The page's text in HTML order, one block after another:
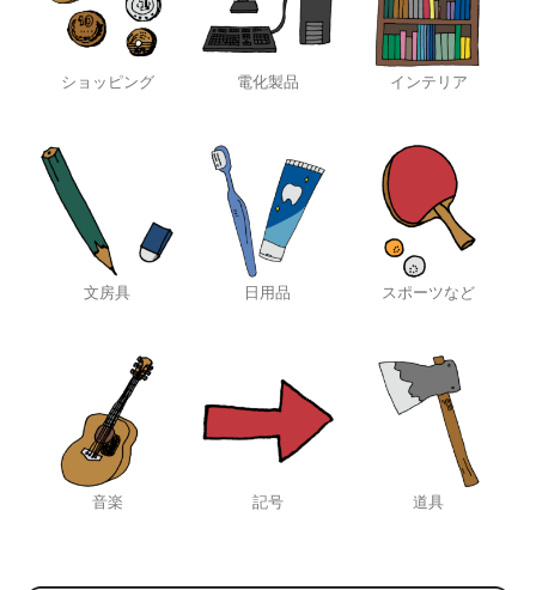
ショッピング 電化製品 インテリア
文房具 日用品 スポーツなど
音楽 記号 道具